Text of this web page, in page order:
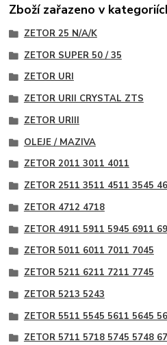
Zboží zařazeno v
ZETOR 25 N/A/K
ZETOR SUPER 50 / 35
ZETOR URI
ZETOR URII CRYSTAL ZTS
ZETOR URIII
OLEJE / MAZIVA
ZETOR 2011 3011 4011
ZETOR 2511 3511 4511 3545
ZETOR 4712 4718
ZETOR 4911 5911 5945 6911
ZETOR 5011 6011 7011 7045
ZETOR 5211 6211 7211 7745
ZETOR 5213 5243
ZETOR 5511 5545 5611 5645
ZETOR 5711 5718 5745 5748